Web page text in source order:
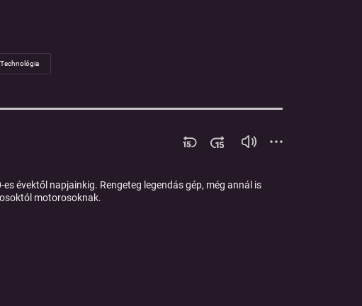
Technológia
évektől napjainkig. Rengeteg legendás gép, még annál is
motorosoknak.